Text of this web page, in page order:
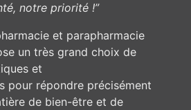
notre priorité !”
et parapharmacie
un très grand choix de
et
pour répondre précisément
de bien-être et de